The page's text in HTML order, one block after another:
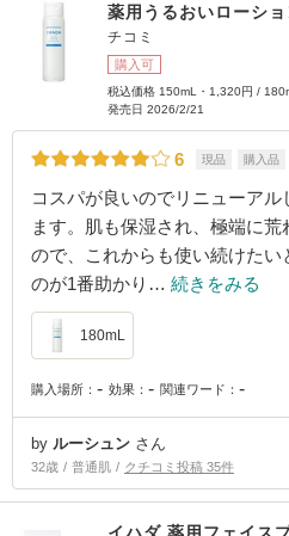
薬用うるおいローショ
チコミ
購入可
税込価格 150mL・1,320円 /
発売日 2026/2/21
6 現品 購入品
コスパが良いのでリニューア
ます。肌も保湿され、極端に
ので、これからも使い続けた
のが1番助かり… 続きをみる
180mL
購入場所： - 効果： - 関連ワード： -
by ルーシュン さん
32歳 普通肌 クチコミ投稿 35件